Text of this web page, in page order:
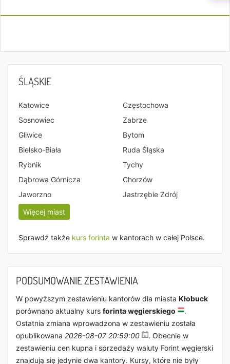
ŚLĄSKIE
Katowice
Częstochowa
Sosnowiec
Zabrze
Gliwice
Bytom
Bielsko-Biała
Ruda Śląska
Rybnik
Tychy
Dąbrowa Górnicza
Chorzów
Jaworzno
Jastrzębie Zdrój
Więcej miast
Sprawdź także kurs forinta w kantorach w całej Polsce.
PODSUMOWANIE ZESTAWIENIA
W powyższym zestawieniu kantorów dla miasta Kłobuck
porównano aktualny kurs forinta węgierskiego
.
Ostatnia zmiana wprowadzona w zestawieniu została
opublikowana 2026-08-07 20:59:00
. Obecnie w
zestawieniu cen kupna i sprzedaży waluty Forint węgierski
znajdują się jedynie dwa kantory. Kursy, które nie były